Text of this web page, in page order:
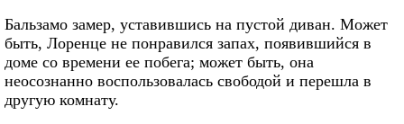
Бальзамо замер, уставившись на пустой диван. Может
быть, Лоренце не понравился запах, появившийся в
доме со времени ее побега; может быть, она
неосознанно воспользовалась свободой и перешла в
другую комнату.